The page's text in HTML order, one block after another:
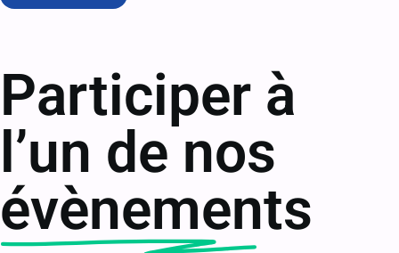
Participer à
l’un de nos
évènements